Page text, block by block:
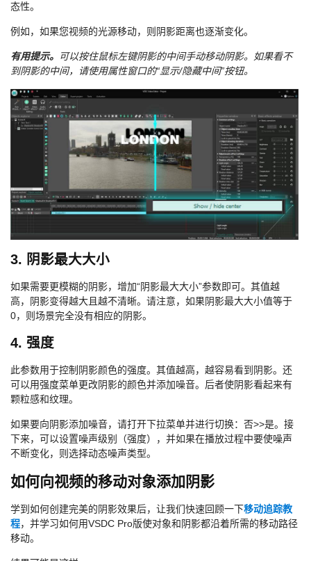
态性。
例如，如果您视频的光源移动，则阴影距离也逐渐变化。
有用提示。
可以按住鼠标左键阴影的中间手动移动阴影。如果看不
到阴影的中间，请使用属性窗口的“显示/隐藏中间”按钮。
3. 阴影最大大小
如果需要更模糊的阴影，增加“阴影最大大小”参数即可。其值越
高，阴影变得越大且越不清晰。请注意，如果阴影最大大小值等于
0，则场景完全没有相应的阴影。
4. 强度
此参数用于控制阴影颜色的强度。其值越高，越容易看到阴影。还
可以用强度菜单更改阴影的颜色并添加噪音。后者使阴影看起来有
颗粒感和纹理。
如果要向阴影添加噪音，请打开下拉菜单并进行切换：否>>是。接
下来，可以设置噪声级别（强度），并如果在播放过程中要使噪声
不断变化，则选择动态噪声类型。
如何向视频的移动对象添加阴影
学到如何创建完美的阴影效果后，让我们快速回顾一下移动追踪教
程，并学习如何用VSDC Pro版使对象和阴影都沿着所需的移动路径
移动。